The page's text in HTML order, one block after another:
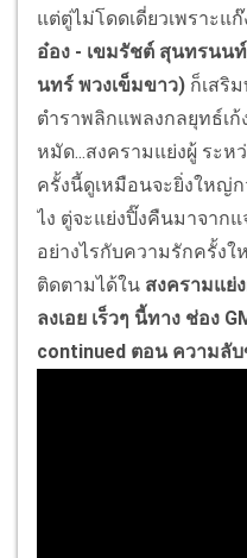
แต่ตู่ไม่โดดเดี่ยวเพราะแ
อ๋อง - เขมรัชต์ สุนทรนน
นทร์ พวงเข็มขาว) ก็เสริ
ตำราพลิกแพลงกลยุทธ์เ
หมัด...สงครามแย่งผู้ ระห
ครั้งนี้ดูเหมือนจะยิ่งใหญ่
ไง ตู่จะแย่งปิ๊งคืนมาจาก
อย่างไรกับความรักครั้ง
ติดตามได้ใน สงครามแย่
ลงเอย เร็วๆ นี้ทาง ช่อง
continued ตอน ความลั